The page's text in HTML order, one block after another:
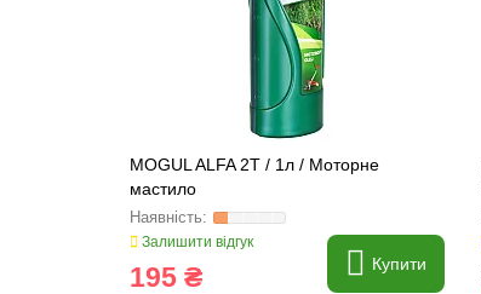
MOGUL ALFA 2T / 1л / Моторне
мастило
Залишити відгук
195 ₴ Купити